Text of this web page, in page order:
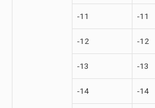
-11 -11
-12 -12
-13 -13
-14 -14